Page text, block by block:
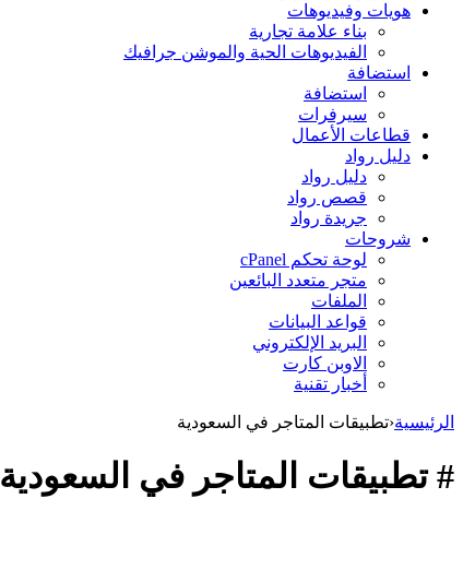
هويات وفيديوهات
بناء علامة تجارية
الفيديوهات الحية والموشن جرافيك
استضافة
استضافة
سيرفرات
قطاعات الأعمال
دليل رواد
دليل رواد
قصص رواد
جريدة رواد
شروحات
لوحة تحكم cPanel
متجر متعدد البائعين
الملفات
قواعد البيانات
البريد الإلكتروني
الاوبن كارت
أخبار تقنية
الرئيسية‹تطبيقات المتاجر في السعودية
# تطبيقات المتاجر في السعودية